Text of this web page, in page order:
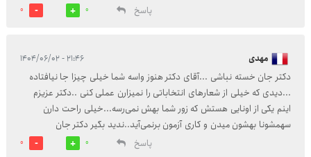
پاسخ
0
0
مهدی ۲۱:۴۶ - ۱۴۰۴/۰۶/۰۲
دکتر جان خسته نباشی ...آقای دکتر هنوز واسه شما خیلی چیزا جا نیافتاده
...دیدی که خیلی از شعارهای انتخاباتی را نمیزارن عملی کنی ..دکتر عزیزم
اینم یکی از اونایی هستش که زور شما بهش نمی‌رسه...خیلی راحت دارن
سهمشونا بهشون میدن و کاری آزمون برنمی‌آید..ندید بگیر دکتر جان
پاسخ
0
0